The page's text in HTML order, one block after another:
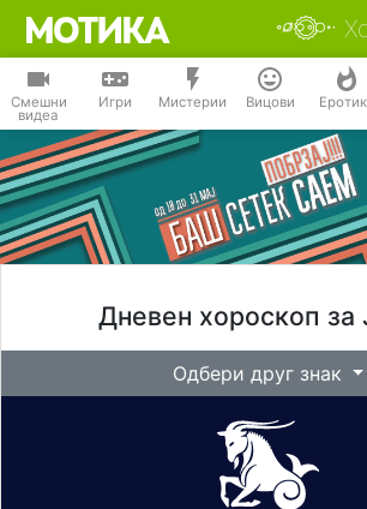
Смешни
видеа
Игри Мистерии Вицови
Дневен хороскоп за
Одбери друг знак